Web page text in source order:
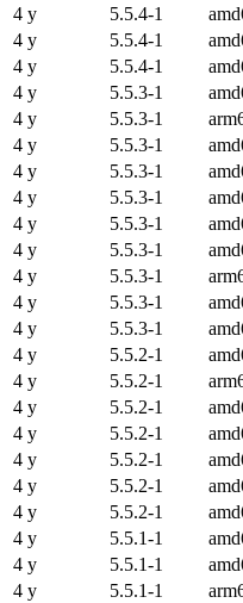
4 y
5.5.4-1
4 y
5.5.4-1
4 y
5.5.4-1
4 y
5.5.3-1
4 y
5.5.3-1
4 y
5.5.3-1
4 y
5.5.3-1
4 y
5.5.3-1
4 y
5.5.3-1
4 y
5.5.3-1
4 y
5.5.3-1
4 y
5.5.3-1
4 y
5.5.3-1
4 y
5.5.2-1
4 y
5.5.2-1
4 y
5.5.2-1
4 y
5.5.2-1
4 y
5.5.2-1
4 y
5.5.2-1
4 y
5.5.2-1
4 y
5.5.1-1
4 y
5.5.1-1
4 y
5.5.1-1